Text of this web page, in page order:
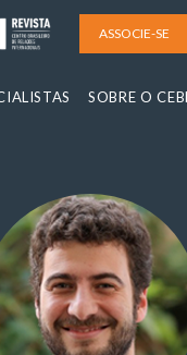
ASSOCIE-SE
SOBRE O